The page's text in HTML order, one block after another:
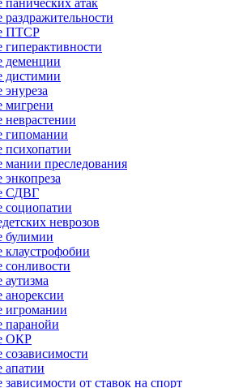
панических атак
раздражительности
ПТСР
гиперактивности
деменции
дистимии
мигрени
неврастении
гипомании
психопатии
мании преследования
СДВГ
социопатии
неврозов
булимии
клаустрофобии
сонливости
аутизма
анорексии
игромании
паранойи
ОКР
созависимости
апатии
зависимости от ставок на спорт